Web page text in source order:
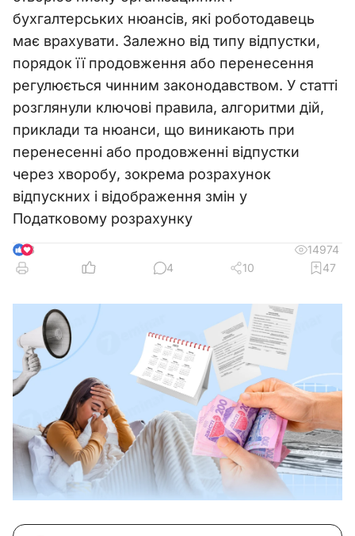
бухгалтерських нюансів, які роботодавець
має врахувати. Залежно від типу відпустки,
порядок її продовження або перенесення
регулюється чинним законодавством. У статті
розглянули ключові правила, алгоритми дій,
приклади та нюанси, що виникають при
перенесенні або продовженні відпустки
через хворобу, зокрема розрахунок
відпускних і відображення змін у
Податковому розрахунку
8
14974
4
10 47